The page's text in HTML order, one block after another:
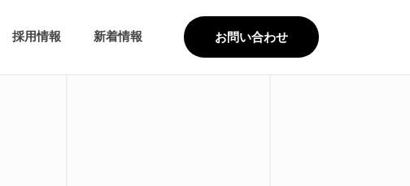
採用情報 新着情報 お問い合わせ